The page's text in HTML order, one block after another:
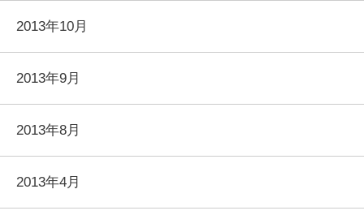
2013年10月
2013年9月
2013年8月
2013年4月